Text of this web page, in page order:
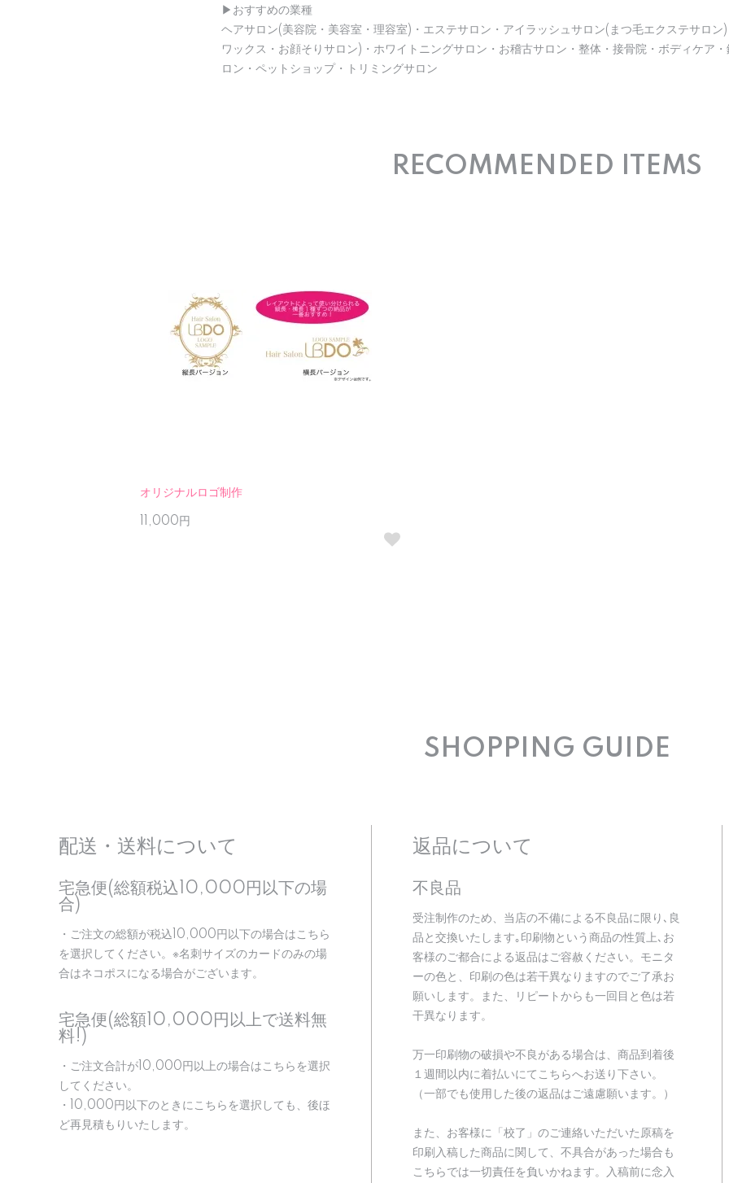
▶︎おすすめの業種
ヘアサロン(美容院・美容室・理容室)・エステサロン・アイラッシュサロン(まつ毛エクステサロン
ワックス・お顔そりサロン)・ホワイトニングサロン・お稽古サロン・整体・接骨院・ボディケア
ロン・ペットショップ・トリミングサロン
RECOMMENDED ITEMS
オリジナルロゴ制作
11,000円
SHOPPING GUIDE
配送・送料について
宅急便(総額税込10,000円以下の場
合)
・ご注文の総額が税込10,000円以下の場合はこちら
を選択してください。※名刺サイズのカードのみの場
合はネコポスになる場合がございます。
宅急便(総額10,000円以上で送料無
料!)
・ご注文合計が10,000円以上の場合はこちらを選択
してください。
・10,000円以下のときにこちらを選択しても、後ほ
ど再見積もりいたします。
返品について
不良品
受注制作のため、当店の不備による不良品に限り､良
品と交換いたします｡印刷物という商品の性質上､お
客様のご都合による返品はご容赦ください。モニタ
ーの色と、印刷の色は若干異なりますのでご了承お
願いします。また、リピートからも一回目と色は若
干異なります。
万一印刷物の破損や不良がある場合は、商品到着後
１週間以内に着払いにてこちらへお送り下さい。
（一部でも使用した後の返品はご遠慮願います。）
また、お客様に「校了」のご連絡いただいた原稿を
印刷入稿した商品に関して、不具合があった場合も
こちらでは一切責任を負いかねます。入稿前に念入